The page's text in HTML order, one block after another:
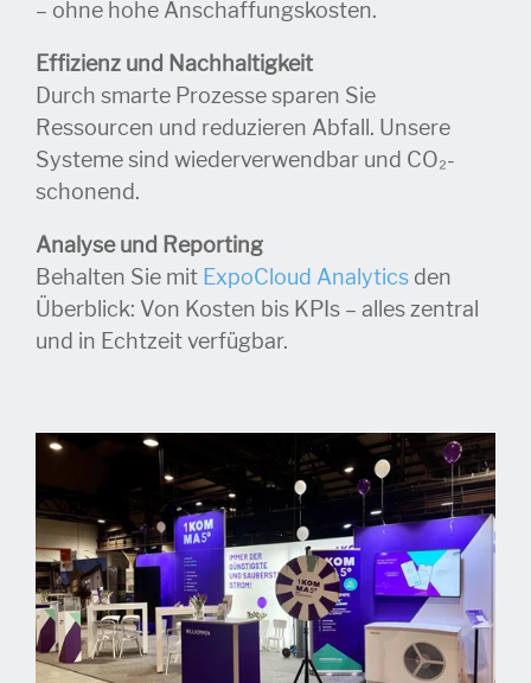
– ohne hohe Anschaffungskosten.
Effizienz und Nachhaltigkeit
Durch smarte Prozesse sparen Sie
Ressourcen und reduzieren Abfall. Unsere
Systeme sind wiederverwendbar und CO₂-
schonend.
Analyse und Reporting
Behalten Sie mit ExpoCloud Analytics den
Überblick: Von Kosten bis KPIs – alles zentral
und in Echtzeit verfügbar.